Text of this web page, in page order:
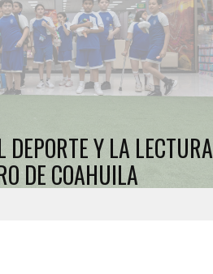
Y LA LECTURA
DE COAHUILA